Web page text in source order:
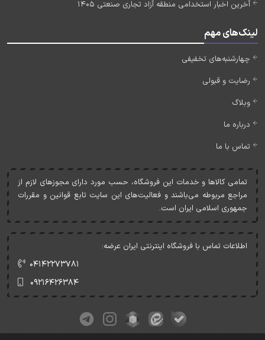
آخرین اخبار استخدامی منطقه آزاد تجاری صنعتی 1405
لینک‌های مهم
چهارشنبه‌های تخفیفی
رضایت و قبولی
وبلاگ
درباره ما
تماس با ما
تمامی کالاها و خدمات اين فروشگاه، حسب مورد دارای مجوزهای لازم از
مراجع مربوطه می‌باشند و فعاليت‌های اين سايت تابع قوانين و مقررات
جمهوری اسلامی ايران است.
اطلاعات تماس با فروشگاه اینترنتی ایران عرضه:
۰۴۱۴۲۲۷۳۷۸۱
۰۹۲۱۶۴۲۶۳۸۴